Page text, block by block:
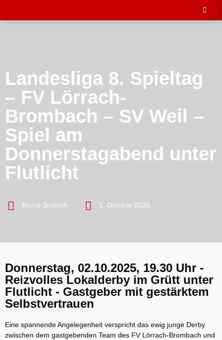
Landesliga 8. Spieltag
– FV Lörrach-
Brombach – SV Weil –
Spiel am
Donnerstagabend unter
Flutlicht
Bernd Schleith 1. Oktober 2025
Donnerstag, 02.10.2025, 19.30 Uhr -
Reizvolles Lokalderby im Grütt unter
Flutlicht - Gastgeber mit gestärktem
Selbstvertrauen
Eine spannende Angelegenheit verspricht das ewig junge Derby
zwischen dem gastgebenden Team des FV Lörrach-Brombach und